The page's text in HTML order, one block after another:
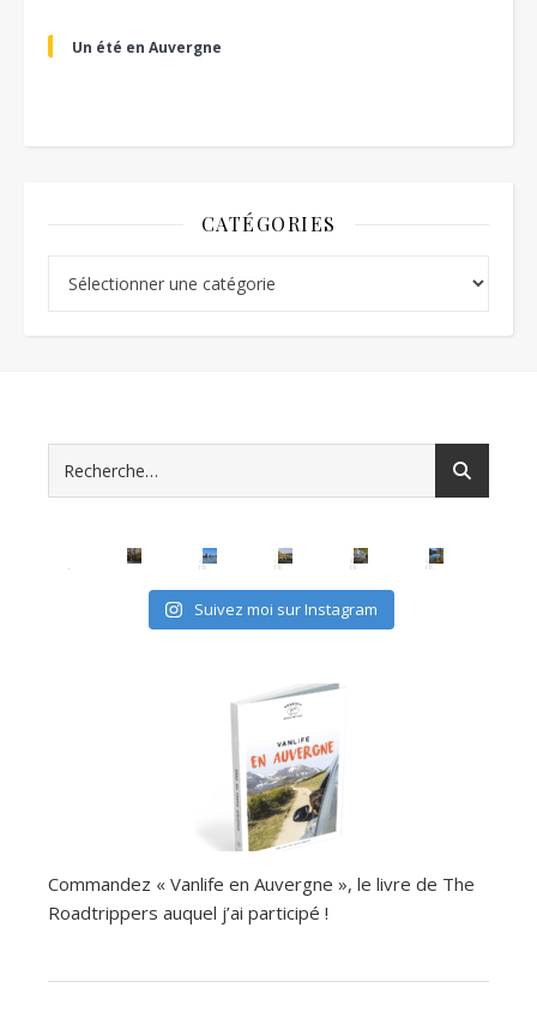
Un été en Auvergne
CATÉGORIES
Suivez moi sur Instagram
Commandez « Vanlife en Auvergne », le livre de The
Roadtrippers auquel j’ai participé !